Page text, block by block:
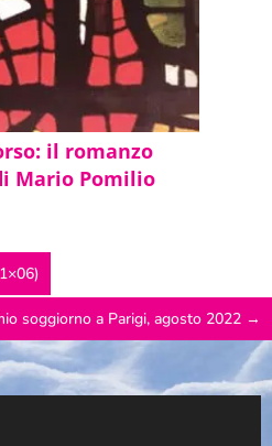
il romanzo
Mario Pomilio
soggiorno a Parigi, agosto 2022 →